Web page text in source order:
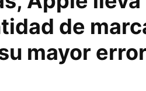
de
mayor error